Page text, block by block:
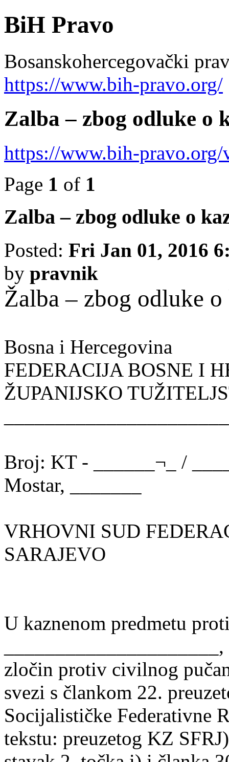
BiH Pravo
Bosanskohercegovački
https://www.bih-pravo.org/
Zalba – zbog odluke o
https://www.bih-
Page 1 of 1
Zalba – zbog odluke o
Posted: Fri Jan 01, 2016
by pravnik
Žalba – zbog odluke
Bosna i Hercegovina
FEDERACIJA BOSNE I
ŽUPANIJSKO
Broj: KT - ______¬_ /
Mostar, _______
VRHOVNI SUD
SARAJEVO
U kaznenom predmetu
zločin protiv civilnog
svezi s člankom 22.
Socijalističke Federativne
tekstu: preuzetog KZ